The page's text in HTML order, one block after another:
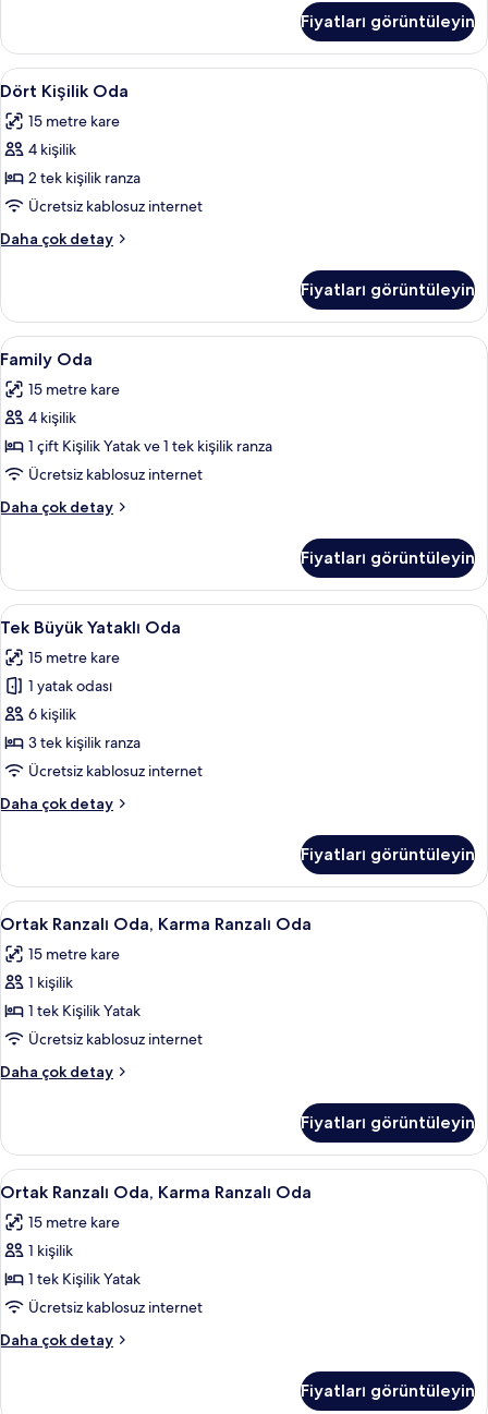
hakkında
daha
fazla
Fiyatları görüntüleyin
Dört
Kişilik
Oda
için
tüm
fotoğrafları
görün
Ütü/ütü masası, ücretsiz kablosuz
6
Dört Kişilik Oda
15 metre kare
4 kişilik
2 tek kişilik ranza
Ücretsiz kablosuz internet
Daha çok detay
Dört
daha
fazla
detay
Fiyatları görüntüleyin
Family
Oda
için
tüm
fotoğrafları
görün
Family Oda | Ütü/ütü masası,
5
Family Oda
15 metre kare
4 kişilik
1 çift Kişilik Yatak ve 1 tek kişilik ranza
Ücretsiz kablosuz internet
Daha çok detay
Family
fazla
detay
Fiyatları görüntüleyin
Tek
Büyük
Yataklı
Oda
için
tüm
fotoğrafları
Ütü/ütü masası, ücretsiz kablosuz
7
Tek Büyük Yataklı Oda
15 metre kare
1 yatak odası
6 kişilik
3 tek kişilik ranza
Ücretsiz kablosuz internet
Daha çok detay
Tek
hakkında
daha
fazla
Fiyatları görüntüleyin
Ortak
Ranzalı
Oda,
Karma
Ranzalı
Oda
için
tüm
görün
Ütü/ütü masası, ücretsiz kablosuz
5
Ortak Ranzalı Oda, Karma Ranzalı Oda
15 metre kare
1 kişilik
1 tek Kişilik Yatak
Ücretsiz kablosuz internet
Daha çok detay
Ortak
Ranzalı
Oda
hakkında
fazla
detay
Fiyatları görüntüleyin
Ortak
Ranzalı
Oda,
Karma
Ranzalı
Oda
için
tüm
görün
Ütü/ütü masası, ücretsiz kablosuz
6
Ortak Ranzalı Oda, Karma Ranzalı Oda
15 metre kare
1 kişilik
1 tek Kişilik Yatak
Ücretsiz kablosuz internet
Daha çok detay
Ortak
Fiyatları görüntüleyin